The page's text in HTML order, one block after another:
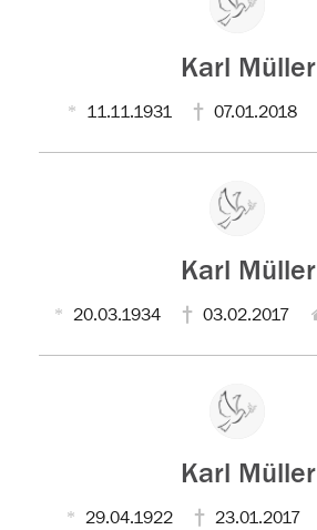
Karl Müller
11.11.1931 07.01.2018
Karl Müller
20.03.1934 03.02.2017
Karl Müller
29.04.1922 23.01.2017